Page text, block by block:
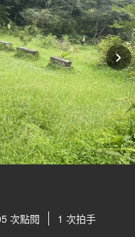
次點閱 1 次拍手